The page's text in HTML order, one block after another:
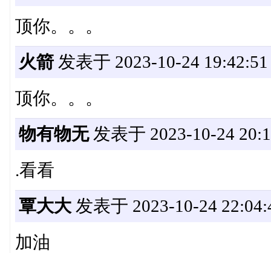
顶你。。。
火箭发表于 2023-10-24 19:42:51
顶你。。。
物有物无发表于 2023-10-24
.看看
覃大大发表于 2023-10-24
加油